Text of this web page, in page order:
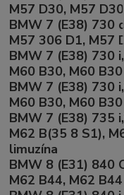
M57 D30, M57
BMW 7 (E38) 730
M57 306 D1, M57
BMW 7 (E38) 730
M60 B30, M60
BMW 7 (E38) 730
M60 B30, M60
BMW 7 (E38) 735
M62 B(35 8 S1),
limuzína
BMW 8 (E31) 840
M62 B44, M62